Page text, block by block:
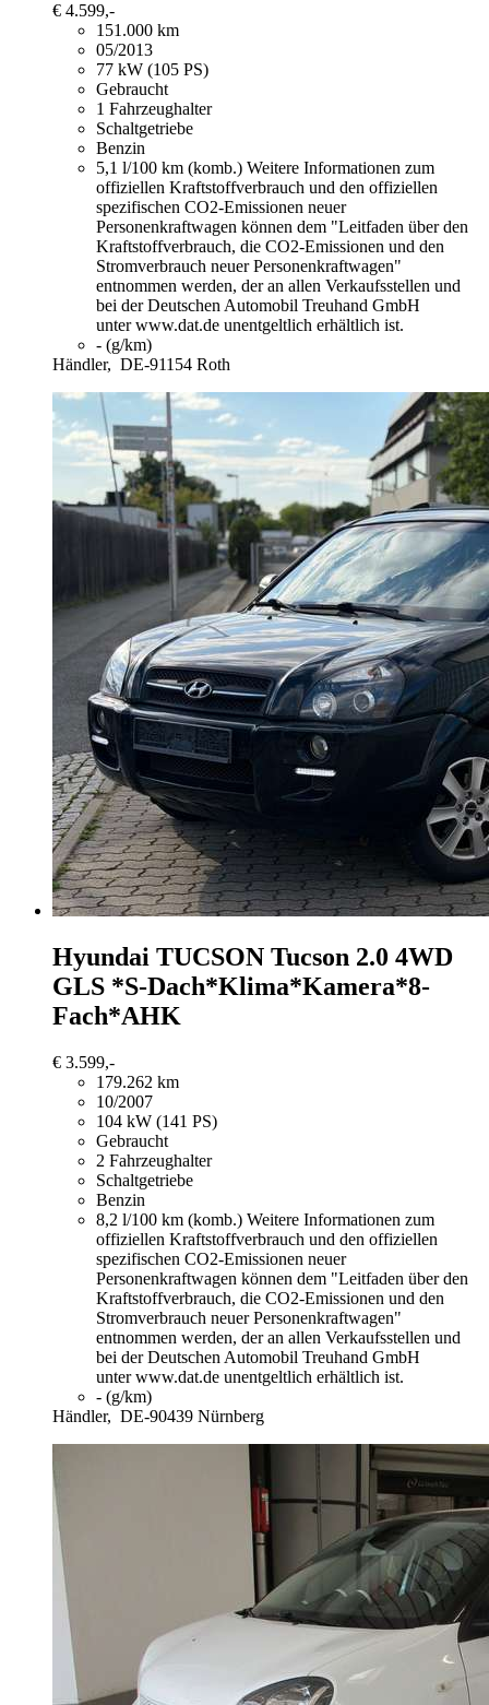
€ 4.599,-
151.000 km
05/2013
77 kW (105 PS)
Gebraucht
1 Fahrzeughalter
Schaltgetriebe
Benzin
5,1 l/100 km (komb.) Weitere Informationen zum
offiziellen Kraftstoffverbrauch und den offiziellen
spezifischen CO2-Emissionen neuer
Personenkraftwagen können dem "Leitfaden über den
Kraftstoffverbrauch, die CO2-Emissionen und den
Stromverbrauch neuer Personenkraftwagen"
entnommen werden, der an allen Verkaufsstellen und
bei der Deutschen Automobil Treuhand GmbH
unter www.dat.de unentgeltlich erhältlich ist.
- (g/km)
Händler, DE-91154 Roth
Hyundai TUCSON Tucson 2.0 4WD
GLS *S-Dach*Klima*Kamera*8-
Fach*AHK
€ 3.599,-
179.262 km
10/2007
104 kW (141 PS)
Gebraucht
2 Fahrzeughalter
Schaltgetriebe
Benzin
8,2 l/100 km (komb.) Weitere Informationen zum
offiziellen Kraftstoffverbrauch und den offiziellen
spezifischen CO2-Emissionen neuer
Personenkraftwagen können dem "Leitfaden über den
Kraftstoffverbrauch, die CO2-Emissionen und den
Stromverbrauch neuer Personenkraftwagen"
entnommen werden, der an allen Verkaufsstellen und
bei der Deutschen Automobil Treuhand GmbH
unter www.dat.de unentgeltlich erhältlich ist.
- (g/km)
Händler, DE-90439 Nürnberg